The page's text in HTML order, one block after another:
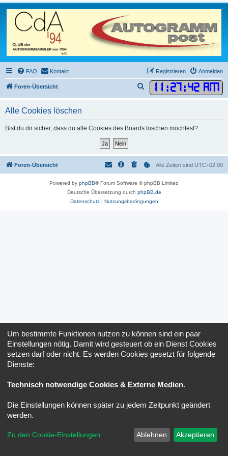
FAQ Kontakt Anmelden
Registrieren
Foren-Übersicht 11 :27:42 AM
u
Alle Cookies löschen
Bist du dir sicher, dass du alle Cookies des Boards löschen möchtest?
Foren-Übersicht Alle Zeiten sind UTC+02:00
Powered by phpBB® Forum Software © phpBB Limited
Deutsche Übersetzung durch phpBB.de
Datenschutz| Nutzungsbedingungen
Um bestimmte Funktionen nutzen zu können sind ein paar
Einstellungen nötig. Damit wird gesteuert ob ein Dienst Cookies
setzen darf oder nicht. Es werden Cookies gesetzt für folgende
Dienste:
Technisch notwendige Cookies & Externe Medien.
Die Einstellungen können später zu jedem Zeitpunkt geändert
werden.
Zu den Cookie-Einstellungen Ablehnen Akzeptieren